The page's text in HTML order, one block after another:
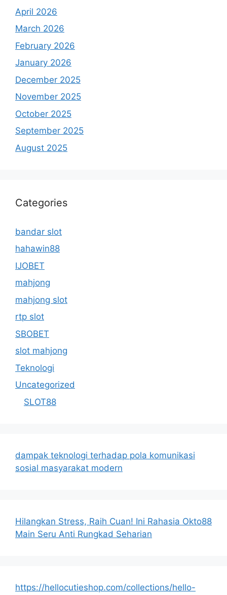
April 2026
March 2026
February 2026
January 2026
December 2025
November 2025
October 2025
September 2025
August 2025
Categories
bandar slot
hahawin88
IJOBET
mahjong
mahjong slot
rtp slot
SBOBET
slot mahjong
Teknologi
Uncategorized
SLOT88
dampak teknologi terhadap pola komunikasi
sosial masyarakat modern
Hilangkan Stress, Raih Cuan! Ini Rahasia Okto88
Main Seru Anti Rungkad Seharian
https://hellocutieshop.com/collections/hello-